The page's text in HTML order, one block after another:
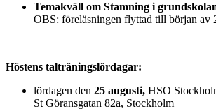
Temakväll om Stamning i
OBS: föreläsningen flyttad till början av
Höstens talträningslördagar:
lördagen den 25 augusti, HSO
St Göransgatan 82a, Stockholm